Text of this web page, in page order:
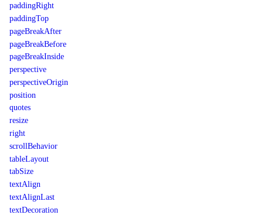
paddingRight
paddingTop
pageBreakAfter
pageBreakBefore
pageBreakInside
perspective
perspectiveOrigin
position
quotes
resize
right
scrollBehavior
tableLayout
tabSize
textAlign
textAlignLast
textDecoration